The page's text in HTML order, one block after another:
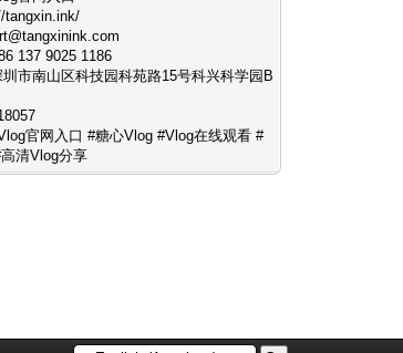
tangxin.ink/
137 9025 1186
市南山区科技园科苑路15号科兴科学园B
官网入口 #糖心Vlog #Vlog在线观看 #
清Vlog分享